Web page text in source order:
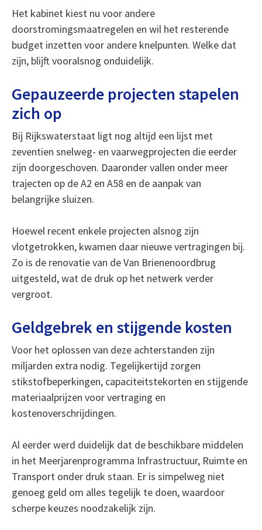
Het kabinet kiest nu voor andere
doorstromingsmaatregelen en wil het resterende
budget inzetten voor andere knelpunten. Welke dat
zijn, blijft vooralsnog onduidelijk.
Gepauzeerde projecten stapelen
zich op
Bij Rijkswaterstaat ligt nog altijd een lijst met
zeventien snelweg- en vaarwegprojecten die eerder
zijn doorgeschoven. Daaronder vallen onder meer
trajecten op de A2 en A58 en de aanpak van
belangrijke sluizen.
Hoewel recent enkele projecten alsnog zijn
vlotgetrokken, kwamen daar nieuwe vertragingen bij.
Zo is de renovatie van de Van Brienenoordbrug
uitgesteld, wat de druk op het netwerk verder
vergroot.
Geldgebrek en stijgende kosten
Voor het oplossen van deze achterstanden zijn
miljarden extra nodig. Tegelijkertijd zorgen
stikstofbeperkingen, capaciteitstekorten en stijgende
materiaalprijzen voor vertraging en
kostenoverschrijdingen.
Al eerder werd duidelijk dat de beschikbare middelen
in het Meerjarenprogramma Infrastructuur, Ruimte en
Transport onder druk staan. Er is simpelweg niet
genoeg geld om alles tegelijk te doen, waardoor
scherpe keuzes noodzakelijk zijn.